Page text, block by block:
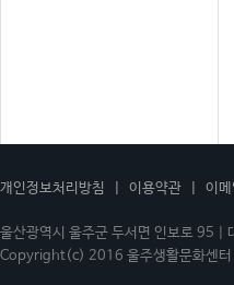
개인정보처리방침 이용약관 이
울산광역시 울주군 두서면 인보로
Copyright(c) 2016 울주생활문화센